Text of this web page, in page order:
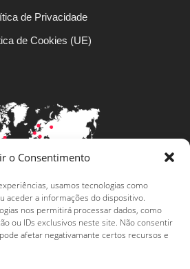
o Consentimento
usamos tecnologias como
aceder a informações do dispositivo.
nos permitirá processar dados, como
ou IDs exclusivos neste site. Não consentir
afetar negativamante certos recursos e
de Privacidade
de Cookies (UE)
língua portuguesa mais
longe